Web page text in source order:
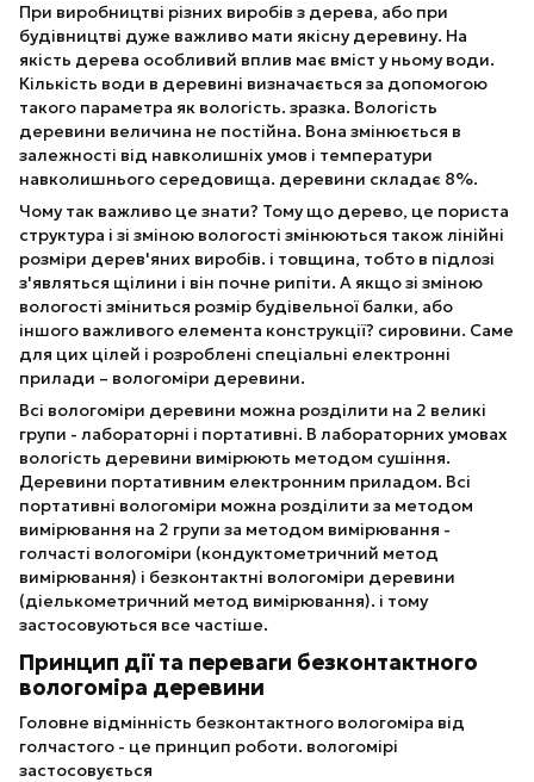
При виробництві різних виробів з дерева, або при
будівництві дуже важливо мати якісну деревину. На
якість дерева особливий вплив має вміст у ньому води.
Кількість води в деревині визначається за допомогою
такого параметра як вологість. зразка. Вологість
деревини величина не постійна. Вона змінюється в
залежності від навколишніх умов і температури
навколишнього середовища. деревини складає 8%.
Чому так важливо це знати? Тому що дерево, це пориста
структура і зі зміною вологості змінюються також лінійні
розміри дерев'яних виробів. і товщина, тобто в підлозі
з'являться щілини і він почне рипіти. А якщо зі зміною
вологості зміниться розмір будівельної балки, або
іншого важливого елемента конструкції? сировини. Саме
для цих цілей і розроблені спеціальні електронні
прилади – вологоміри деревини.
Всі вологоміри деревини можна розділити на 2 великі
групи - лабораторні і портативні. В лабораторних умовах
вологість деревини вимірюють методом сушіння.
Деревини портативним електронним приладом. Всі
портативні вологоміри можна розділити за методом
вимірювання на 2 групи за методом вимірювання -
голчасті вологоміри (кондуктометричний метод
вимірювання) і безконтактні вологоміри деревини
(діелькометричний метод вимірювання). і тому
застосовуються все частіше.
Принцип дії та переваги безконтактного
вологоміра деревини
Головне відмінність безконтактного вологоміра від
голчастого - це принцип роботи. вологомірі
застосовується